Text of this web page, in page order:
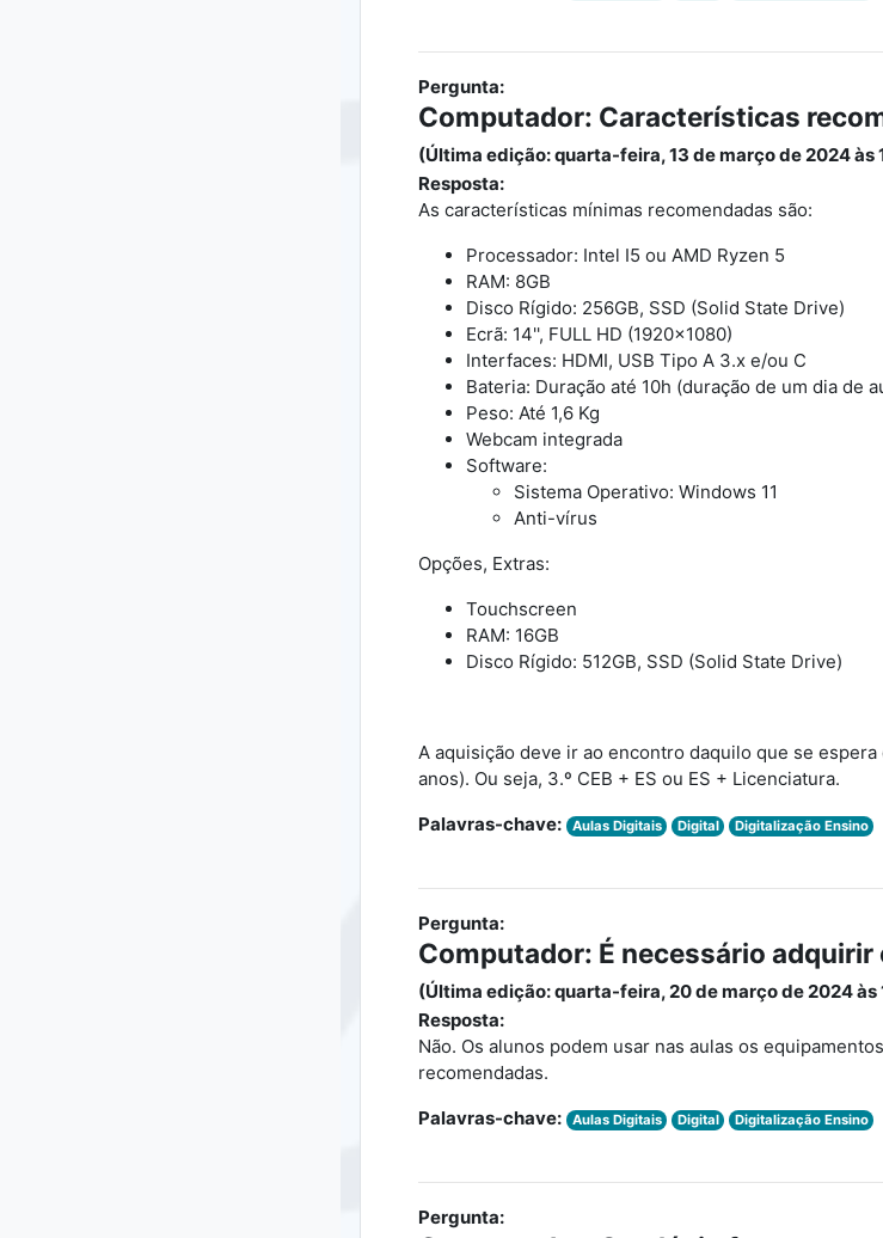
Pergunta:
Computador: Características
(Última edição: quarta-feira, 13 de março de 2024 às
Resposta:
As características mínimas recomendadas são:
Processador: Intel I5 ou AMD Ryzen 5
RAM: 8GB
Disco Rígido: 256GB, SSD (Solid State Drive)
Ecrã: 14'', FULL HD (1920x1080)
Interfaces: HDMI, USB Tipo A 3.x e/ou C
Bateria: Duração até 10h (duração de um dia de
Peso: Até 1,6 Kg
Webcam integrada
Software:
Sistema Operativo: Windows 11
Anti-vírus
Opções, Extras:
Touchscreen
RAM: 16GB
Disco Rígido: 512GB, SSD (Solid State Drive)
A aquisição deve ir ao encontro daquilo que se
anos). Ou seja, 3.º CEB + ES ou ES + Licenciatura.
Palavras-chave:
Aulas Digitais Digital Digitalização Ensino
Pergunta:
Computador: É necessário
(Última edição: quarta-feira, 20 de março de 2024 às
Resposta:
Não. Os alunos podem usar nas aulas os
recomendadas.
Palavras-chave:
Aulas Digitais Digital Digitalização Ensino
Pergunta: